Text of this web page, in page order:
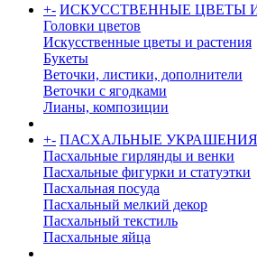
+- ИСКУССТВЕННЫЕ ЦВЕТЫ
Головки цветов
Искусственные цветы и растения
Букеты
Веточки, листики, дополнители
Веточки с ягодками
Лианы, композиции
+- ПАСХАЛЬНЫЕ УКРАШЕНИЯ
Пасхальные гирлянды и венки
Пасхальные фигурки и статуэтки
Пасхальная посуда
Пасхальный мелкий декор
Пасхальный текстиль
Пасхальные яйца